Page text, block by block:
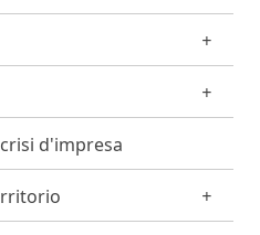
d'impresa